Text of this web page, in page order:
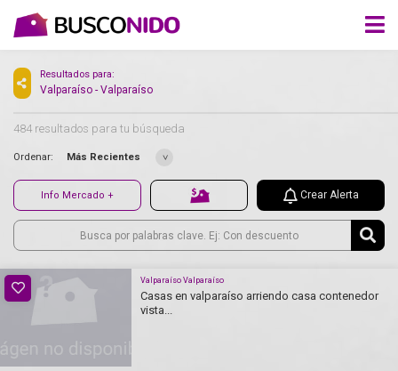
Resultados para:
Valparaíso - Valparaíso
484 resultados para tu búsqueda
Ordenar: Más Recientes
Info Mercado + Crear Alerta
Valparaíso Valparaíso
Casas en valparaíso arriendo casa contenedor
vista...